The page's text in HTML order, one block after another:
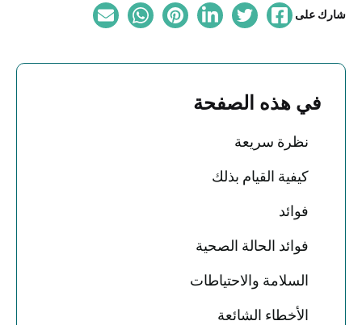
شارك على
في هذه الصفحة
نظرة سريعة
كيفية القيام بذلك
فوائد
فوائد الحالة الصحية
السلامة والاحتياطات
الأخطاء الشائعة